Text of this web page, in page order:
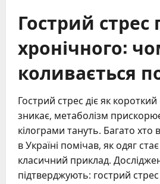
Гострий стрес
хронічного:
коливається
Гострий стрес діє як
зникає, метаболізм
кілограми тануть. Багато хто
в Україні помічав, як одяг
класичний приклад.
підтверджують: гострий